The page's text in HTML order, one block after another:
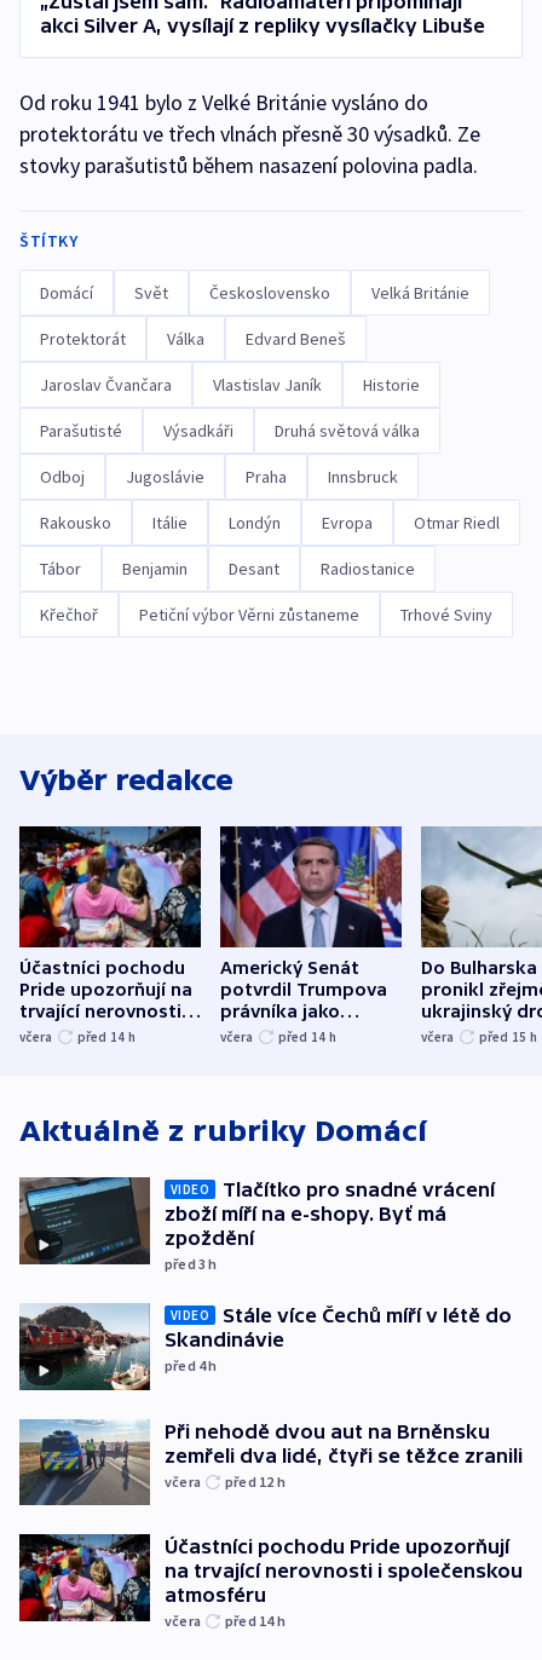
akci Silver A, vysílají z repliky vysílačky Libuše
Od roku 1941 bylo z Velké Británie vysláno do
protektorátu ve třech vlnách přesně 30 výsadků. Ze
stovky parašutistů během nasazení polovina padla.
ŠTÍTKY
Domácí Svět Československo Velká Británie
Protektorát Válka Edvard Beneš
Jaroslav Čvančara Vlastislav Janík Historie
Parašutisté Výsadkáři Druhá světová válka
Odboj Jugoslávie Praha Innsbruck
Rakousko Itálie Londýn Evropa Otmar Riedl
Tábor Benjamin Desant Radiostanice
Křečhoř Petiční výbor Věrni zůstaneme Trhové Sviny
Výběr redakce
Účastníci pochodu
Pride upozorňují na
trvající nerovnosti i
společenskou
včera před 14 h
Americký Senát
potvrdil Trumpova
právníka jako
ministra
včera před 14 h
Do Bulharska
pronikl
ukrajinský
explodoval
včera před 15 h
Aktuálně z rubriky Domácí
VIDEO
Tlačítko pro snadné vrácení
zboží míří na e-shopy. Byť má
zpoždění
před 3h
VIDEO
Stále více Čechů míří v létě do
Skandinávie
před 4h
Při nehodě dvou aut na Brněnsku
zemřeli dva lidé, čtyři se těžce zranili
včera před 12 h
Účastníci pochodu Pride upozorňují
na trvající nerovnosti i společenskou
atmosféru
včera před 14h